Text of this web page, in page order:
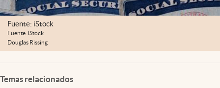
Fuente: iStock
Fuente: iStock
Douglas Rissing
Temas relacionados